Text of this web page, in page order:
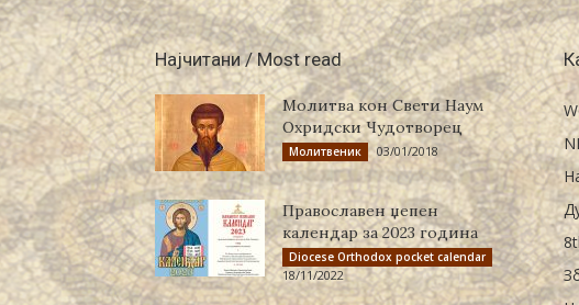
Најчитани / Most read
Молитва кон Свети Наум
Охридски Чудотворец
Молитвеник 03/01/2018
Православен џепен
календар за 2023 година
Diocese Orthodox pocket calendar
18/11/2022